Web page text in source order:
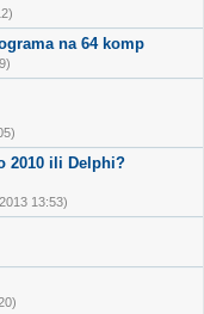
na 64 komp
2010 ili Delphi?
13:53)